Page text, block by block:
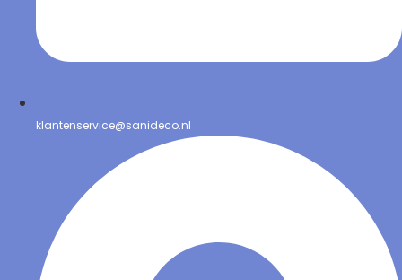
klantenservice@sanideco.nl